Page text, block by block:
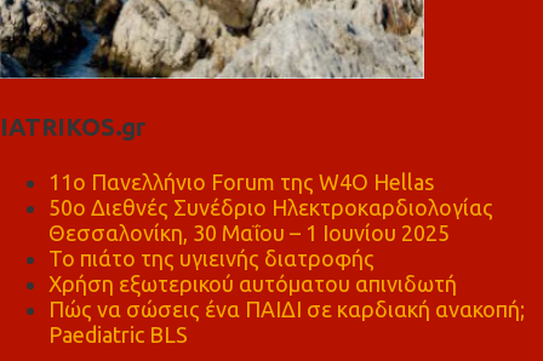
IATRIKOS.gr
11ο Πανελλήνιο Forum της W4O Hellas
50ο Διεθνές Συνέδριο Ηλεκτροκαρδιολογίας
Θεσσαλονίκη, 30 Μαΐου – 1 Ιουνίου 2025
Το πιάτο της υγιεινής διατροφής
Χρήση εξωτερικού αυτόματου απινιδωτή
Πώς να σώσεις ένα ΠΑΙΔΙ σε καρδιακή ανακοπή;
Paediatric BLS